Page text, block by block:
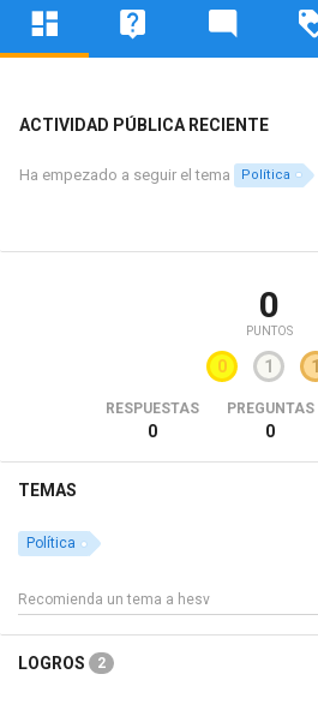
ACTIVIDAD PÚBLICA RECIENTE
Ha empezado a seguir el tema Política
0
PUNTOS
0 1 1
RESPUESTAS
0
PREGUNTAS
0
TEMAS
Política
LOGROS 2